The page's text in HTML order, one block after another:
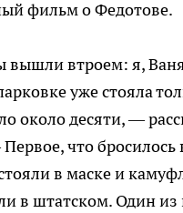
фильм о Федотове.
вышли втроем: я,
уже стояла
около десяти, —
что бросилось
в маске и
в штатском. Один из